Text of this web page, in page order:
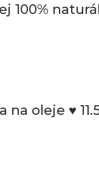
100%
oleje ♥